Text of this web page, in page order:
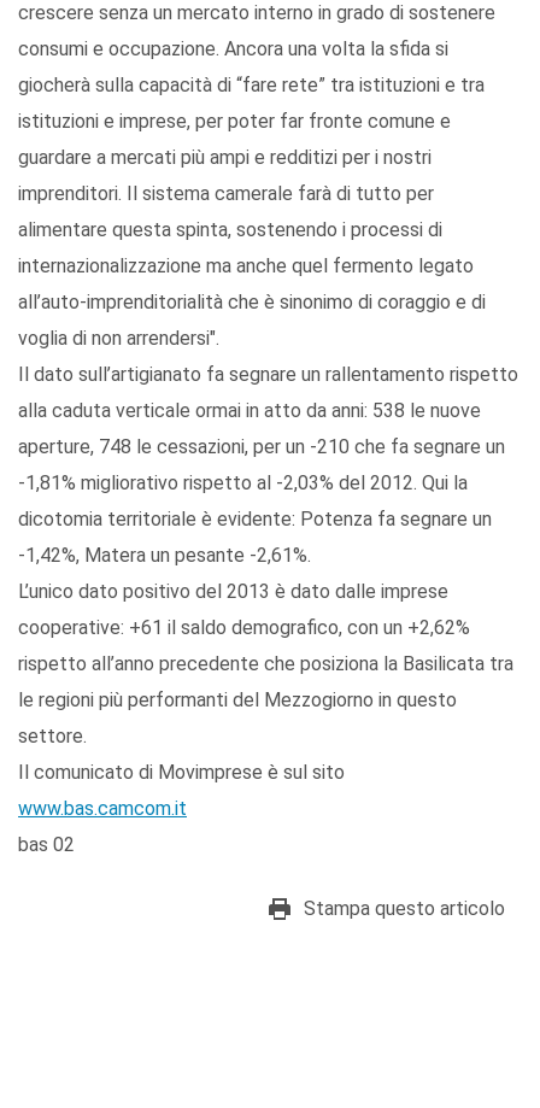
crescere senza un mercato interno in grado di sostenere
consumi e occupazione. Ancora una volta la sfida si
giocherà sulla capacità di “fare rete” tra istituzioni e tra
istituzioni e imprese, per poter far fronte comune e
guardare a mercati più ampi e redditizi per i nostri
imprenditori. Il sistema camerale farà di tutto per
alimentare questa spinta, sostenendo i processi di
internazionalizzazione ma anche quel fermento legato
all’auto-imprenditorialità che è sinonimo di coraggio e di
voglia di non arrendersi".
Il dato sull’artigianato fa segnare un rallentamento rispetto
alla caduta verticale ormai in atto da anni: 538 le nuove
aperture, 748 le cessazioni, per un -210 che fa segnare un
-1,81% migliorativo rispetto al -2,03% del 2012. Qui la
dicotomia territoriale è evidente: Potenza fa segnare un
-1,42%, Matera un pesante -2,61%.
L’unico dato positivo del 2013 è dato dalle imprese
cooperative: +61 il saldo demografico, con un +2,62%
rispetto all’anno precedente che posiziona la Basilicata tra
le regioni più performanti del Mezzogiorno in questo
settore.
Il comunicato di Movimprese è sul sito
www.bas.camcom.it
bas 02
Stampa questo articolo